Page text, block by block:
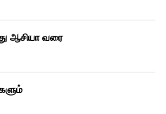
ஆசியா வரை